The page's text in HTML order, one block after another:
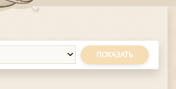
ПОКАЗАТЬ